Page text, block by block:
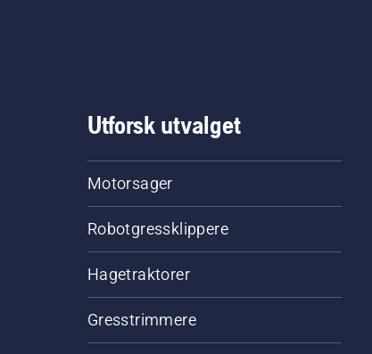
Utforsk utvalget
Motorsager
Robotgressklippere
Hagetraktorer
Gresstrimmere